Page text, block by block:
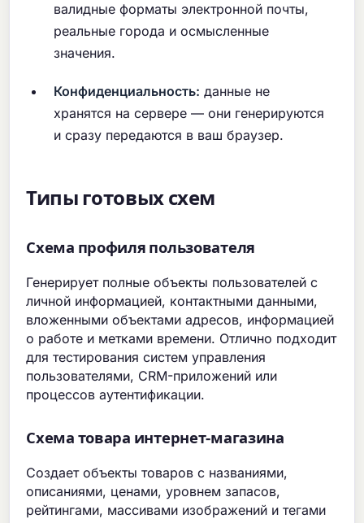
валидные форматы электронной почты,
реальные города и осмысленные
значения.
Конфиденциальность: данные не
хранятся на сервере — они генерируются
и сразу передаются в ваш браузер.
Типы готовых схем
Схема профиля пользователя
Генерирует полные объекты пользователей с
личной информацией, контактными данными,
вложенными объектами адресов, информацией
о работе и метками времени. Отлично подходит
для тестирования систем управления
пользователями, CRM-приложений или
процессов аутентификации.
Схема товара интернет-магазина
Создает объекты товаров с названиями,
описаниями, ценами, уровнем запасов,
рейтингами, массивами изображений и тегами